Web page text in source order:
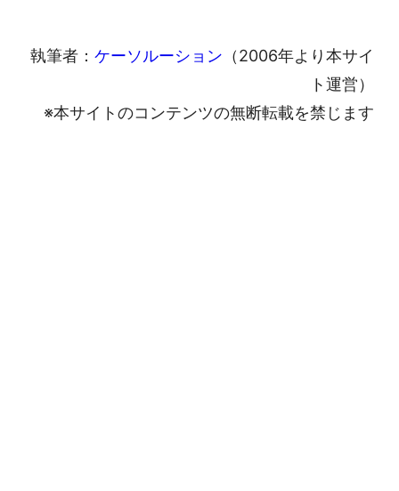
執筆者： ケーソルーション （2006年より本サイ
ト運営）
※本サイトのコンテンツの無断転載を禁じます